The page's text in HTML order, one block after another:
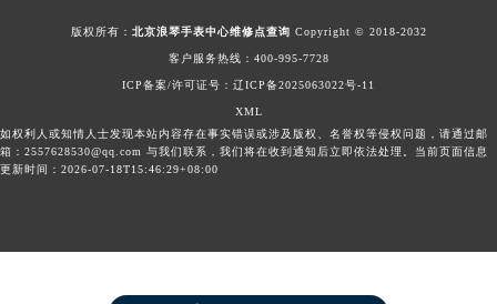
版权所有： 北京浪琴手表中心维修点查询 Copyright © 2018-2032
客户服务热线： 400-995-7728
ICP备案/许可证号：辽ICP备2025063022号-11
XML
如权利人或知情人士发现本站内容存在事实错误或涉及版权、名誉权等侵权问题，请通过邮
箱：2557628530@qq.com 与我们联系，我们将在收到通知后立即依法处理。当前页面信息
更新时间：2026-07-18T15:46:29+08:00